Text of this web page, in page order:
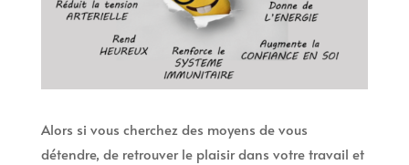
Alors si vous cherchez des moyens de vous
détendre, de retrouver le plaisir dans votre travail et